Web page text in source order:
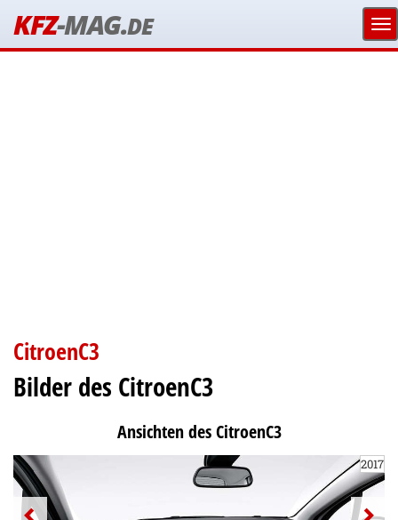
KFZ-MAG.DE
CitroenC3
Bilder des CitroenC3
Ansichten des CitroenC3
2017